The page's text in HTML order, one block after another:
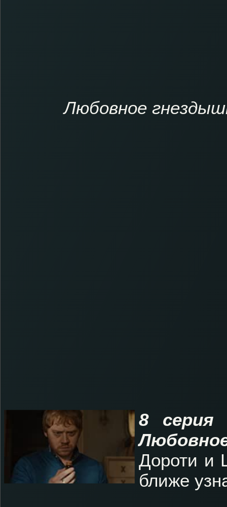
Любовное
8 серия
Дороти и
ближе